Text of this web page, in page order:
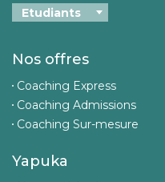
Nos offres
Coaching Express
Coaching Admissions
Coaching Sur-mesure
Yapuka